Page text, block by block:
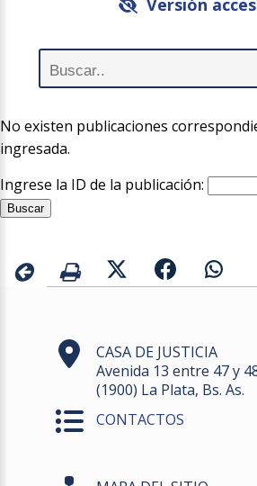
Versión
No existen publicaciones
ingresada.
Ingrese la ID de la publicación:
CASA DE JUSTICIA
Avenida 13 entre 47 y
(1900) La Plata, Bs. As.
CONTACTOS